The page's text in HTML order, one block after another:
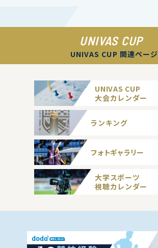
UNIVAS CUP
UNIVAS CUP 関連ページ
UNIVAS CUP
大会カレンダー
ランキング
フォトギャラリー
大学スポーツ
視聴カレンダー